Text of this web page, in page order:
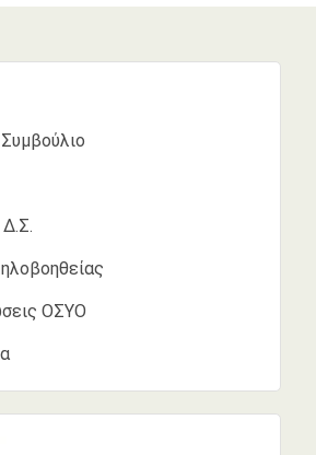
ΟΣΥΟ